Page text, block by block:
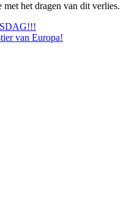
het dragen van dit verlies.
van Europa!